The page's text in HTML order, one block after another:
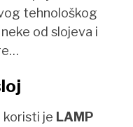
tehnološkog
od slojeva i
koristi je LAMP